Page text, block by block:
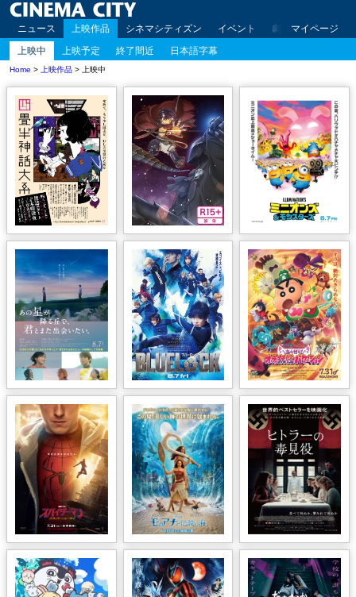
ニュース 上映作品 シネマシティズン イベント 劇場案内 アク
マイページ
上映中
上映予定 終了間近 日本語字幕
Home > 上映作品 > 上映中